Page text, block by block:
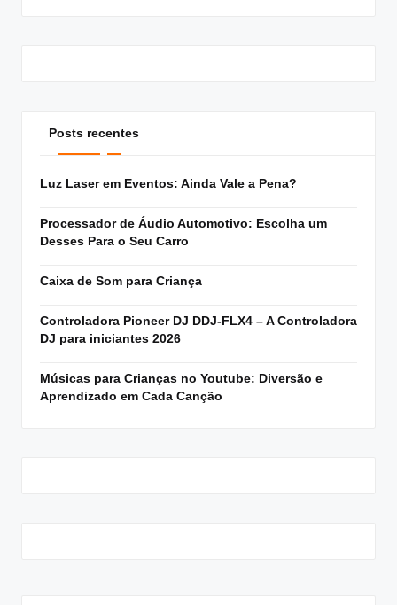
Posts recentes
Luz Laser em Eventos: Ainda Vale a Pena?
Processador de Áudio Automotivo: Escolha um
Desses Para o Seu Carro
Caixa de Som para Criança
Controladora Pioneer DJ DDJ-FLX4 – A Controladora
DJ para iniciantes 2026
Músicas para Crianças no Youtube: Diversão e
Aprendizado em Cada Canção